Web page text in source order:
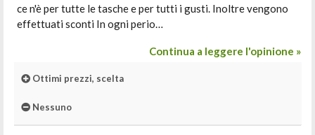
ce n'è per tutte le tasche e per tutti i gusti. Inoltre vengono
effettuati sconti In ogni perio…
Continua a leggere l'opinione »
Ottimi prezzi, scelta
Nessuno